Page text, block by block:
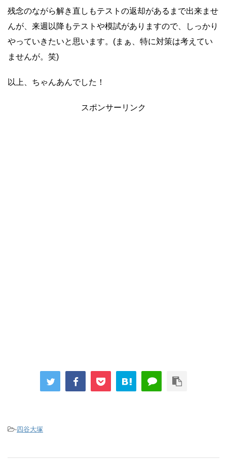
残念のながら解き直しもテストの返却があるまで出来ませ
んが、来週以降もテストや模試がありますので、しっかり
やっていきたいと思います。(まぁ、特に対策は考えてい
ませんが。笑)
以上、ちゃんあんでした！
スポンサーリンク
-四谷大塚